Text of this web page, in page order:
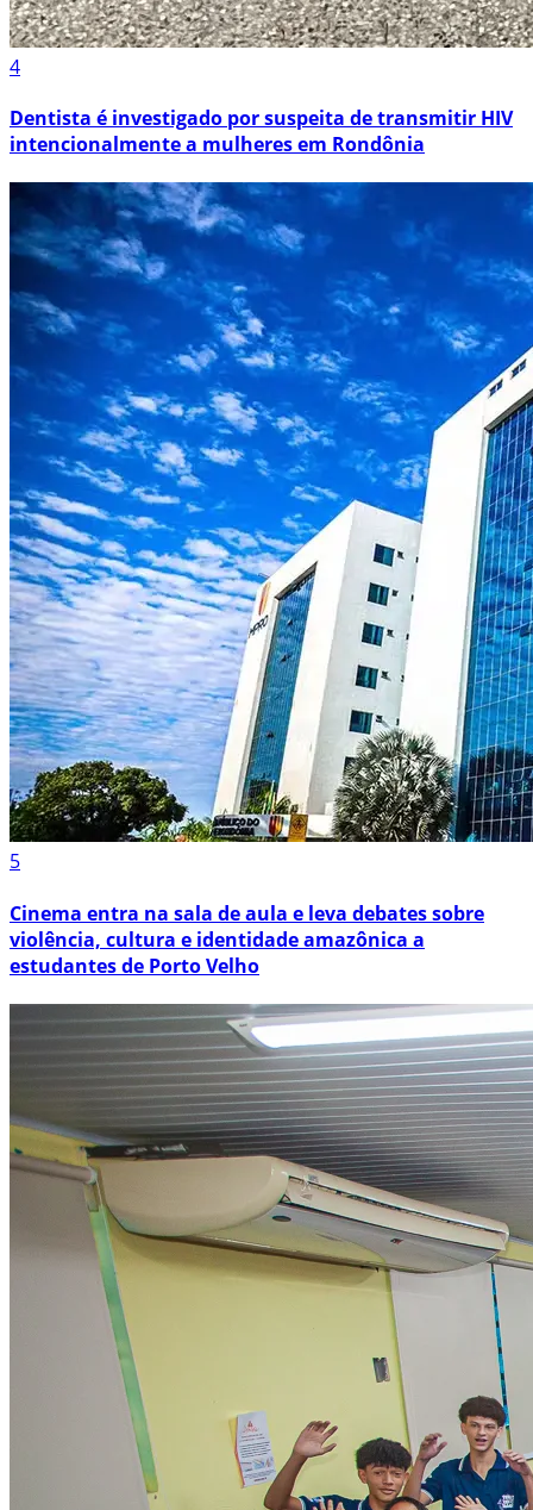
4
Dentista é investigado por suspeita de transmitir HIV
intencionalmente a mulheres em Rondônia
5
Cinema entra na sala de aula e leva debates sobre
violência, cultura e identidade amazônica a
estudantes de Porto Velho